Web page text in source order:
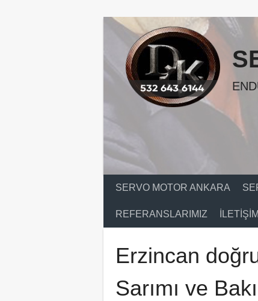
SERVO MOTOR ANKARA
REFERANSLARIMIZ İLETIŞIM
Erzincan
Sarımı ve